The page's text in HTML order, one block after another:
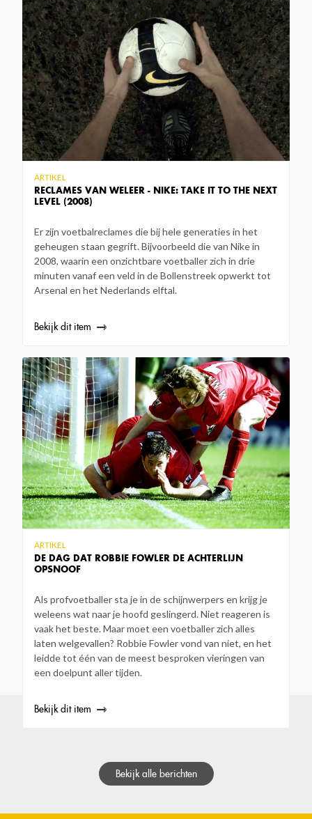
RECLAMES VAN WELEER - NIKE: TAKE IT TO THE NEXT
LEVEL (2008)
ARTIKEL
Er zijn voetbalreclames die bij hele generaties in het
geheugen staan gegrift. Bijvoorbeeld die van Nike in
2008, waarin een onzichtbare voetballer zich in drie
minuten vanaf een veld in de Bollenstreek opwerkt tot
Arsenal en het Nederlands elftal.
Bekijk dit item
DE DAG DAT ROBBIE FOWLER DE ACHTERLIJN
OPSNOOF
ARTIKEL
Als profvoetballer sta je in de schijnwerpers en krijg je
weleens wat naar je hoofd geslingerd. Niet reageren is
vaak het beste. Maar moet een voetballer zich alles
laten welgevallen? Robbie Fowler vond van niet, en het
leidde tot één van de meest besproken vieringen van
een doelpunt aller tijden.
Bekijk dit item
Bekijk alle berichten